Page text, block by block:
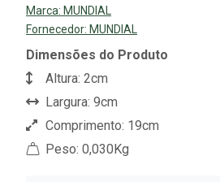
Marca: MUNDIAL
Fornecedor: MUNDIAL
Dimensões do Produto
Altura: 2cm
Largura: 9cm
Comprimento: 19cm
Peso: 0,030Kg